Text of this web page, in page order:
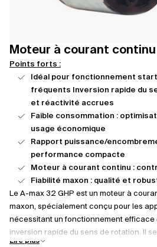
Moteur à courant continu
Points forts :
Idéal pour fonctionnement
fréquents Inversion rapide du
et réactivité accrues
Faible consommation :
usage économique
Rapport puissance/
performance compacte
Moteur à courant continu :
Fiabilité maxon : qualité et
Le A-max 32 GHP est un moteur à
maxon, spécialement conçu pour les
nécessitant un fonctionnement efficace
inversion rapide du sens de rotation. Il
Lire plus